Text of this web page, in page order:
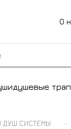
О
душевые
ДУШ СИСТЕМЫ –